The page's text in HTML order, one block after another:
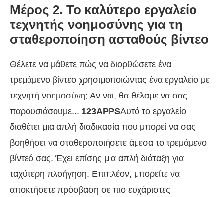
Μέρος 2. Το καλύτερο εργαλείο
τεχνητής νοημοσύνης για τη
σταθεροποίηση ασταθούς βίντεο
Θέλετε να μάθετε πώς να διορθώσετε ένα
τρεμάμενο βίντεο χρησιμοποιώντας ένα εργαλείο με
τεχνητή νοημοσύνη; Αν ναι, θα θέλαμε να σας
παρουσιάσουμε... 123APPSΑυτό το εργαλείο
διαθέτει μια απλή διαδικασία που μπορεί να σας
βοηθήσει να σταθεροποιήσετε άμεσα το τρεμάμενο
βίντεό σας. Έχει επίσης μια απλή διάταξη για
ταχύτερη πλοήγηση. Επιπλέον, μπορείτε να
αποκτήσετε πρόσβαση σε πιο ευχάριστες